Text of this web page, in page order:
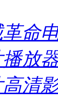
命
放
清